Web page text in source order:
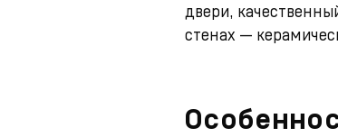
двери,
стенах —